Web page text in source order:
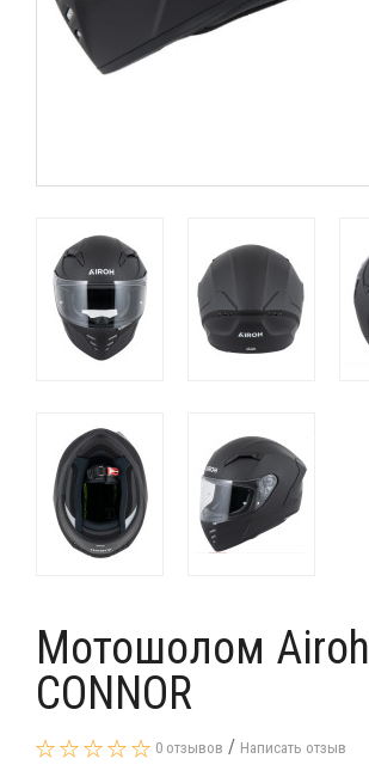
Мотошолом Airoh
CONNOR
0 отзывов / Написать отзыв